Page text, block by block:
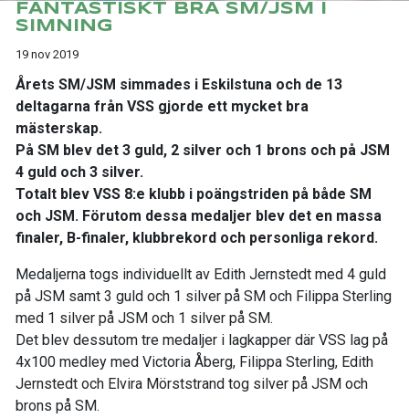
FANTASTISKT BRA SM/JSM I
SIMNING
19 nov 2019
Årets SM/JSM simmades i Eskilstuna och de 13
deltagarna från VSS gjorde ett mycket bra
mästerskap.
På SM blev det 3 guld, 2 silver och 1 brons och på JSM
4 guld och 3 silver.
Totalt blev VSS 8:e klubb i poängstriden på både SM
och JSM. Förutom dessa medaljer blev det en massa
finaler, B-finaler, klubbrekord och personliga rekord.
Medaljerna togs individuellt av Edith Jernstedt med 4 guld
på JSM samt 3 guld och 1 silver på SM och Filippa Sterling
med 1 silver på JSM och 1 silver på SM.
Det blev dessutom tre medaljer i lagkapper där VSS lag på
4x100 medley med Victoria Åberg, Filippa Sterling, Edith
Jernstedt och Elvira Mörststrand tog silver på JSM och
brons på SM.